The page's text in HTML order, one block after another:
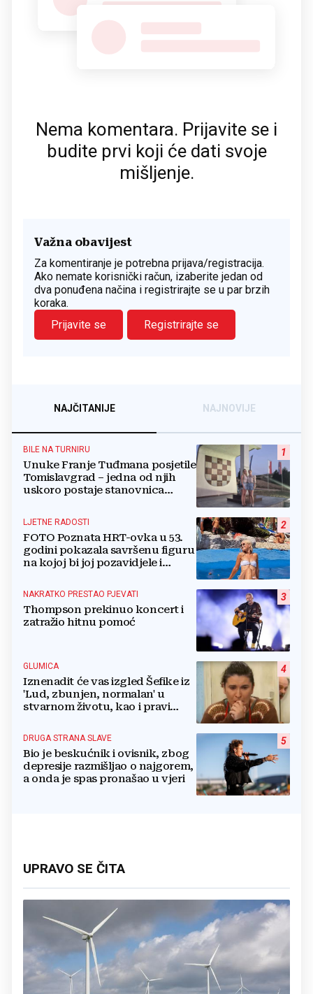
Nema komentara. Prijavite se i
budite prvi koji će dati svoje
mišljenje.
Važna obavijest
Za komentiranje je potrebna prijava/registracija.
Ako nemate korisnički račun, izaberite jedan od
dva ponuđena načina i registrirajte se u par brzih
koraka.
Prijavite se
Registrirajte se
NAJČITANIJE NAJNOVIJE
1
BILE NA TURNIRU
Unuke Franje Tuđmana posjetile
Tomislavgrad – jedna od njih
uskoro postaje stanovnica
2
LJETNE RADOSTI
FOTO Poznata HRT-ovka u 53.
godini pokazala savršenu figuru
na kojoj bi joj pozavidjele i
3
NAKRATKO PRESTAO PJEVATI
Thompson prekinuo koncert i
zatražio hitnu pomoć
4
GLUMICA
Iznenadit će vas izgled Šefike iz
'Lud, zbunjen, normalan' u
stvarnom životu, kao i pravi
5
DRUGA STRANA SLAVE
Bio je beskućnik i ovisnik, zbog
depresije razmišljao o najgorem,
a onda je spas pronašao u vjeri
UPRAVO SE ČITA